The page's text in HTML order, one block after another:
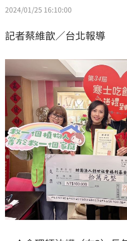
2024/01/25 16:10:00
記者蔡維歆／台北報導